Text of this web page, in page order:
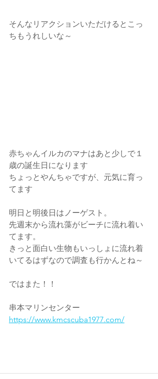
そんなリアクションいただけるとこっ
ちもうれしいな～
赤ちゃんイルカのマナはあと少しで１
歳の誕生日になります
ちょっとやんちゃですが、元気に育っ
てます
明日と明後日はノーゲスト。
先週末から流れ藻がビーチに流れ着い
てます。
きっと面白い生物もいっしょに流れ着
いてるはずなので調査も行かんとね～
ではまた！！
串本マリンセンター
https://www.kmcscuba1977.com/